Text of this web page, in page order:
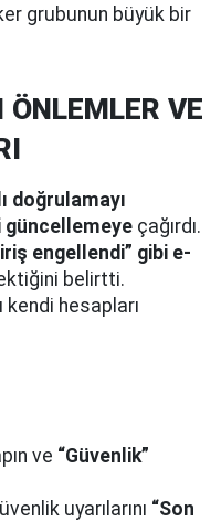
grubunun büyük bir
VE
doğrulamayı
çağırdı.
engellendi” gibi e-
belirtti.
kendi hesapları
ve “Güvenlik”
uyarılarını “Son